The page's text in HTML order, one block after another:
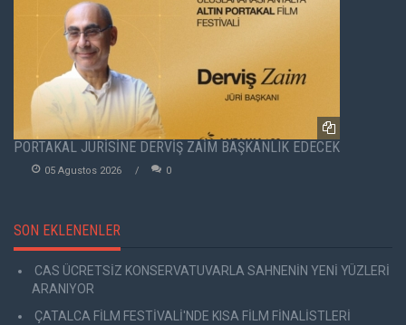
PORTAKAL JÜRİSİNE DERVİŞ ZAİM BAŞKANLIK EDECEK
05 Agustos 2026 0
SON EKLENENLER
CAS ÜCRETSİZ KONSERVATUVARLA SAHNENİN YENİ YÜZLERİ
ARANIYOR
ÇATALCA FİLM FESTİVALİ'NDE KISA FİLM FİNALİSTLERİ